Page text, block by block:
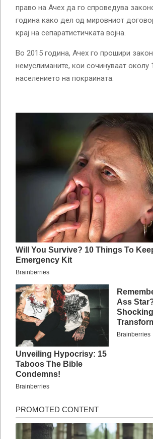
право на Ачех да го спроведува
година како дел од мировниот
крај на сепаратистичката војна.
Во 2015 година, Ачех го прошири
немуслиманите, кои сочинуваат околу
населението на покраината.